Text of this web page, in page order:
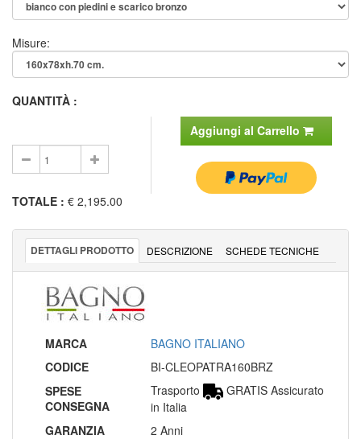
Misure:
QUANTITÀ :
Aggiungi al Carrello
TOTALE : € 2,195.00
DETTAGLI PRODOTTO DESCRIZIONE SCHEDE TECNICHE
MARCA
BAGNO ITALIANO
CODICE
BI-CLEOPATRA160BRZ
SPESE
CONSEGNA
Trasporto
GRATIS Assicurato
in Italia
GARANZIA
2 Anni